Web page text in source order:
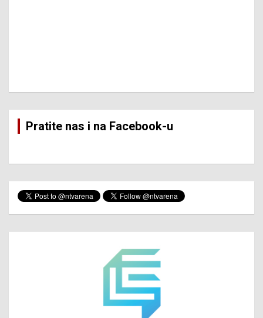
Pratite nas i na Facebook-u